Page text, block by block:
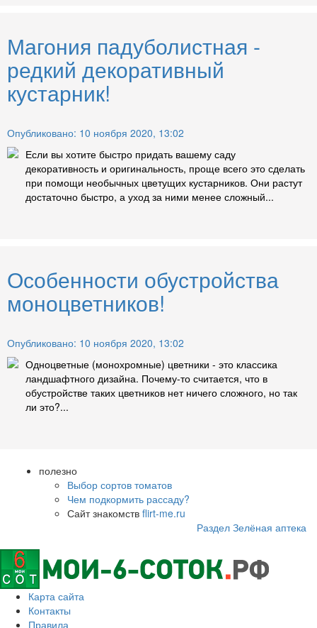
Магония падуболистная -
редкий декоративный
кустарник!
Опубликовано: 10 ноября 2020, 13:02
Если вы хотите быстро придать вашему саду
декоративность и оригинальность, проще всего это сделать
при помощи необычных цветущих кустарников. Они растут
достаточно быстро, а уход за ними менее сложный...
Особенности обустройства
моноцветников!
Опубликовано: 10 ноября 2020, 13:02
Одноцветные (монохромные) цветники - это классика
ландшафтного дизайна. Почему-то считается, что в
обустройстве таких цветников нет ничего сложного, но так
ли это?...
полезно
Выбор сортов томатов
Чем подкормить рассаду?
Сайт знакомств flirt-me.ru
Раздел Зелёная аптека
Карта сайта
Контакты
Правила